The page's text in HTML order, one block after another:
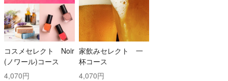
コスメセレクト Noir
(ノワール)コース
4,070円
家飲みセレクト 一
杯コース
4,070円